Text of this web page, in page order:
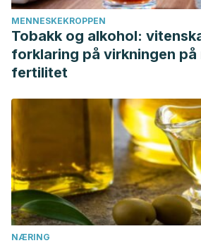
MENNESKEKROPPEN
Tobakk og alkohol:
forklaring på virkningen på
fertilitet
NÆRING